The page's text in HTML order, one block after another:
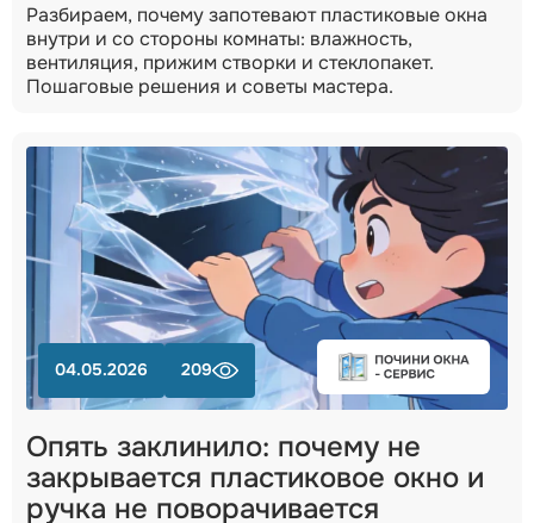
Разбираем, почему запотевают пластиковые окна
внутри и со стороны комнаты: влажность,
вентиляция, прижим створки и стеклопакет.
Пошаговые решения и советы мастера.
04.05.2026 209
Опять заклинило: почему не
закрывается пластиковое окно и
ручка не поворачивается